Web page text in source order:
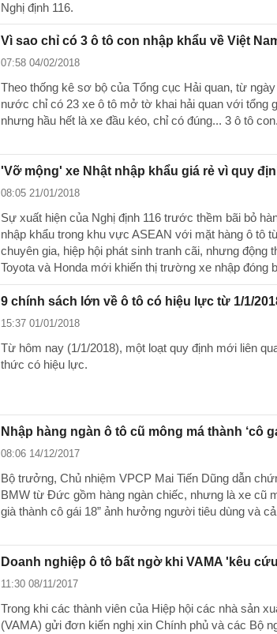
Nghị định 116.
Vì sao chỉ có 3 ô tô con nhập khẩu về Việt
07:58 04/02/2018
Theo thống kê sơ bộ của Tổng cục Hải quan, từ
nước chỉ có 23 xe ô tô mở tờ khai hải quan với tổng
nhưng hầu hết là xe đầu kéo, chỉ có đúng... 3 ô tô con.
'Vỡ mộng' xe Nhật nhập khẩu giá rẻ vì quy
08:05 21/01/2018
Sự xuất hiện của Nghị định 116 trước thềm bãi bỏ
nhập khẩu trong khu vực ASEAN với mặt hàng ô tô
chuyên gia, hiệp hội phát sinh tranh cãi, nhưng động
Toyota và Honda mới khiến thị trường xe nhập đóng
9 chính sách lớn về ô tô có hiệu lực từ 1/1/
15:37 01/01/2018
Từ hôm nay (1/1/2018), một loạt quy định mới liên
thức có hiệu lực.
Nhập hàng ngàn ô tô cũ mông má thành ‘cô
08:06 14/12/2017
Bộ trưởng, Chủ nhiệm VPCP Mai Tiến Dũng dẫn
BMW từ Đức gồm hàng ngàn chiếc, nhưng là xe cũ
già thành cô gái 18” ảnh hưởng người tiêu dùng và
Doanh nghiệp ô tô bất ngờ khi VAMA 'kêu
11:30 08/11/2017
Trong khi các thành viên của Hiệp hội các nhà sản
(VAMA) gửi đơn kiến nghị xin Chính phủ và các Bộ